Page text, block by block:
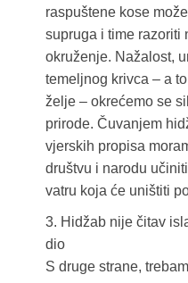
raspuštene kose
supruga i time razoriti
okruženje. Nažalost,
temeljnog krivca – a
želje – okrećemo se
prirode. Čuvanjem
vjerskih propisa
društvu i narodu
vatru koja će uništiti
3. Hidžab nije čitav
dio
S druge strane,